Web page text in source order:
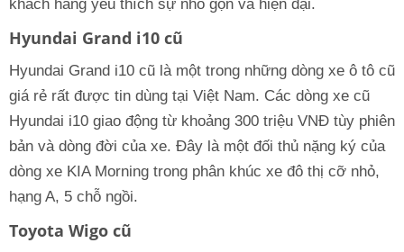
khách hàng yêu thích sự nhỏ gọn và hiện đại.
Hyundai Grand i10 cũ
Hyundai Grand i10 cũ là một trong những dòng xe ô tô cũ
giá rẻ rất được tin dùng tại Việt Nam. Các dòng xe cũ
Hyundai i10 giao động từ khoảng 300 triệu VNĐ tùy phiên
bản và dòng đời của xe. Đây là một đối thủ nặng ký của
dòng xe KIA Morning trong phân khúc xe đô thị cỡ nhỏ,
hạng A, 5 chỗ ngồi.
Toyota Wigo cũ